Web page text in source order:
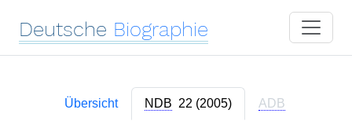
Deutsche Biographie
Übersicht NDB 22 (2005) ADB